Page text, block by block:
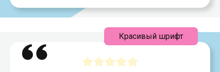
Красивый шрифт